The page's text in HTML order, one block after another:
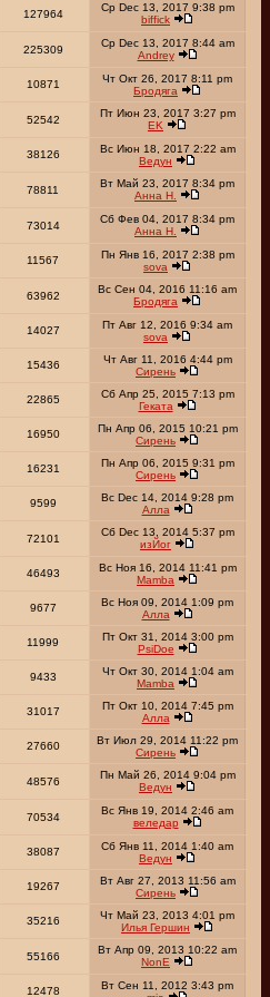
127964
Ср Dec 13, 2017 9:38 pm
biffick
225309
Ср Dec 13, 2017 8:44 am
Andrey
10871
Чт Окт 26, 2017 8:11 pm
Бродяга
52542
Пт Июн 23, 2017 3:27 pm
EK
38126
Вс Июн 18, 2017 2:22 am
Ведун
78811
Вт Май 23, 2017 8:34 pm
Анна Н.
73014
Сб Фев 04, 2017 8:34 pm
Анна Н.
11567
Пн Янв 16, 2017 2:38 pm
sova
63962
Вс Сен 04, 2016 11:16 am
Бродяга
14027
Пт Авг 12, 2016 9:34 am
sova
15436
Чт Авг 11, 2016 4:44 pm
Сирень
22865
Сб Апр 25, 2015 7:13 pm
Геката
16950
Пн Апр 06, 2015 10:21 pm
Сирень
16231
Пн Апр 06, 2015 9:31 pm
Сирень
9599
Вс Dec 14, 2014 9:28 pm
Алла
72101
Сб Dec 13, 2014 5:37 pm
изЙог
46493
Вс Ноя 16, 2014 11:41 pm
Mamba
9677
Вс Ноя 09, 2014 1:09 pm
Алла
11999
Пт Окт 31, 2014 3:00 pm
PsiDoe
9433
Чт Окт 30, 2014 1:04 am
Mamba
31017
Пт Окт 10, 2014 7:45 pm
Алла
27660
Вт Июл 29, 2014 11:22 pm
Сирень
48576
Пн Май 26, 2014 9:04 pm
Ведун
70534
Вс Янв 19, 2014 2:46 am
веледар
38087
Сб Янв 11, 2014 1:40 am
Ведун
19267
Вт Авг 27, 2013 11:56 am
Сирень
35216
Чт Май 23, 2013 4:01 pm
Илья Гершин
55166
Вт Апр 09, 2013 10:22 am
NonE
12478
Вт Сен 11, 2012 3:43 pm